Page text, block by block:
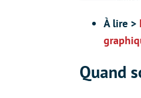
À lire >
Quand